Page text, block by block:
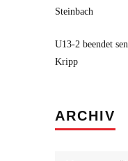
Steinbach
U13-2 beendet
Kripp
ARCHIV